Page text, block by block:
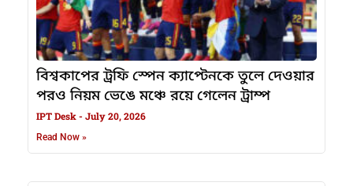
বিশ্বকাপের ট্রফি স্পেন ক্যাপ্টেনকে তুলে দেওয়ার
পরও নিয়ম ভেঙে মঞ্চে রয়ে গেলেন ট্রাম্প
IPT Desk July 20, 2026
Read Now »